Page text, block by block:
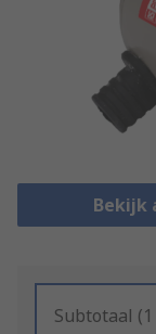
Bekijk
Subtotaal